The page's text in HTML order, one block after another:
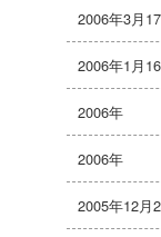
2006年3月
2006年1月
2006年
2006年
2005年12月